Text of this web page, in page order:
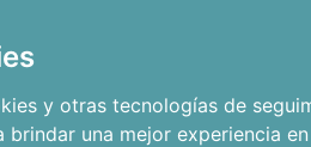
y otras tecnologías de
brindar una mejor experiencia